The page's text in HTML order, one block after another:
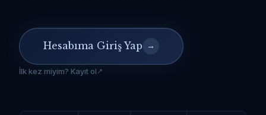
Hesabıma Giriş Yap →
İlk kez miyim? Kayıt ol